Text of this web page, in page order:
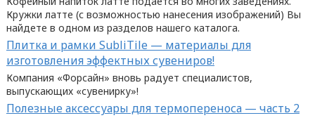
Кружки латте (с возможностью нанесения изображений) Вы
найдете в одном из разделов нашего каталога.
Плитка и рамки SubliTile — материалы для
изготовления эффектных сувениров!
Компания «Форсайн» вновь радует специалистов,
выпускающих «сувенирку»!
Полезные аксессуары для термопереноса — часть 2